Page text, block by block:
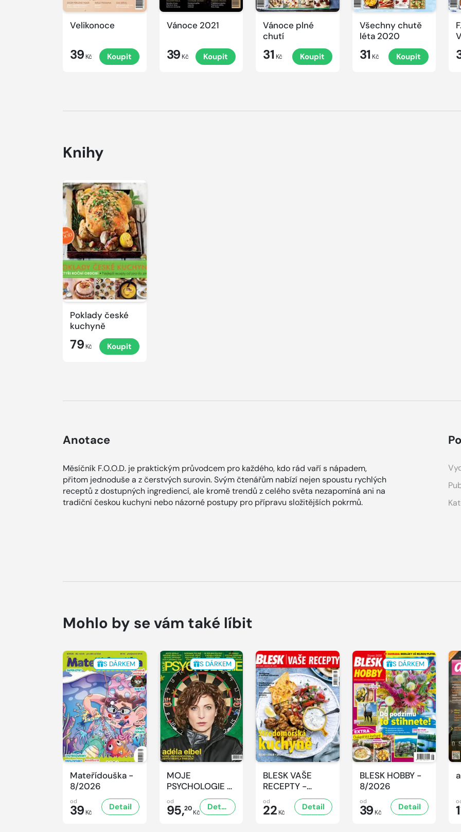
Velikonoce
39 Kč Koupit
Vánoce 2021
39 Kč Koupit
Vánoce plné
chutí
31 Kč Koupit
Všechny chutě
léta 2020
31 Kč Koupit
Knihy
Poklady české
kuchyně
79 Kč Koupit
Anotace
Měsíčník F.O.O.D. je praktickým průvodcem pro každého, kdo rád vaří s nápadem,
přitom jednoduše a z čerstvých surovin. Svým čtenářům nabízí nejen spoustu rychlých
receptů z dostupných ingrediencí, ale kromě trendů z celého světa nezapomíná ani na
tradiční českou kuchyni nebo názorné postupy pro přípravu složitějších pokrmů.
Mohlo by se vám také líbit
S DÁRKEM
Mateřídouška -
8/2026
od
39 Kč
Detail
S DÁRKEM
MOJE
PSYCHOLOGIE -
8/2026
od
95,20Kč
Detail
BLESK VAŠE
RECEPTY -
8/2026
od
22 Kč
Detail
S DÁRKEM
BLESK HOBBY -
8/2026
od
39 Kč
Detail